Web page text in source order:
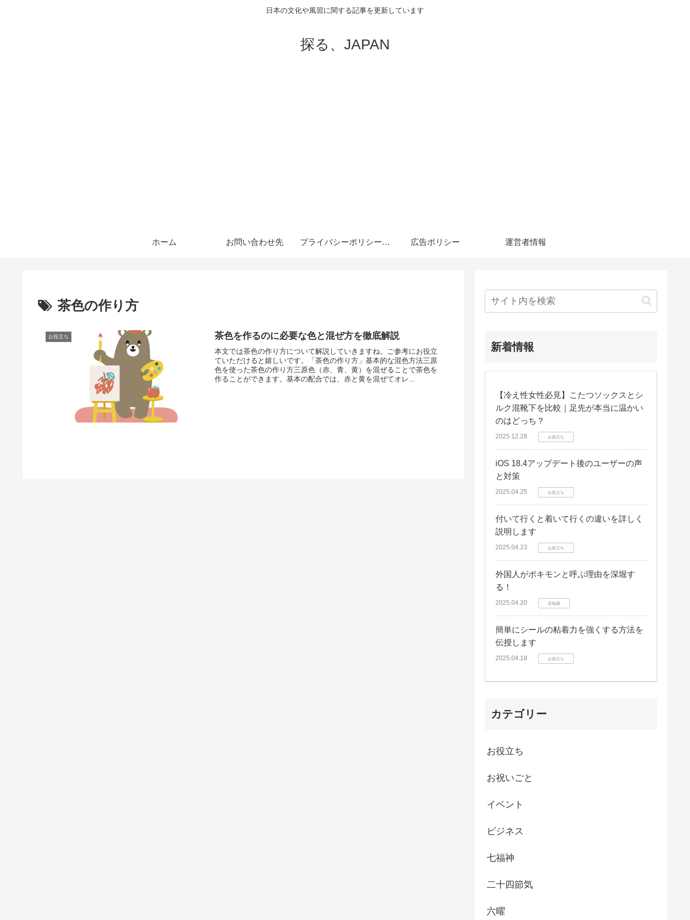
日本の文化や風習に関する記事を更新しています
探る、JAPAN
ホーム お問い合わせ先 プライバシーポリシー・免責事項 広告ポリシー 運営者情報
茶色の作り方
お役立ち 茶色を作るのに必要な色と混ぜ方を徹底解説
本文では茶色の作り方について解説していきますね。ご参考にお役立
ていただけると嬉しいです。「茶色の作り方」基本的な混色方法三原
色を使った茶色の作り方三原色（赤、青、黄）を混ぜることで茶色を
作ることができます。基本の配合では、赤と黄を混ぜてオレ...
新着情報
【冷え性女性必見】こたつソックスとシ
ルク混靴下を比較｜足先が本当に温かい
のはどっち？
2025.12.28 お役立ち
iOS 18.4アップデート後のユーザーの声
と対策
2025.04.25 お役立ち
付いて行くと着いて行くの違いを詳しく
説明します
2025.04.23 お役立ち
外国人がポキモンと呼ぶ理由を深堀す
る！
2025.04.20 豆知識
簡単にシールの粘着力を強くする方法を
伝授します
2025.04.18 お役立ち
カテゴリー
お役立ち
お祝いごと
イベント
ビジネス
七福神
二十四節気
六曜